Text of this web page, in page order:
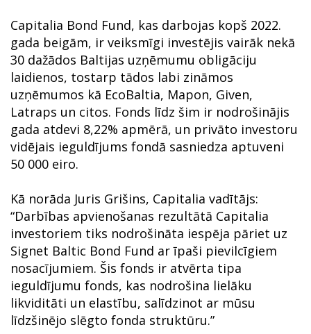
Capitalia Bond Fund, kas darbojas kopš 2022.
gada beigām, ir veiksmīgi investējis vairāk nekā
30 dažādos Baltijas uzņēmumu obligāciju
laidienos, tostarp tādos labi zināmos
uzņēmumos kā EcoBaltia, Mapon, Given,
Latraps un citos. Fonds līdz šim ir nodrošinājis
gada atdevi 8,22% apmērā, un privāto investoru
vidējais ieguldījums fondā sasniedza aptuveni
50 000 eiro.
Kā norāda Juris Grišins, Capitalia vadītājs:
“Darbības apvienošanas rezultātā Capitalia
investoriem tiks nodrošināta iespēja pāriet uz
Signet Baltic Bond Fund ar īpaši pievilcīgiem
nosacījumiem. Šis fonds ir atvērta tipa
ieguldījumu fonds, kas nodrošina lielāku
likviditāti un elastību, salīdzinot ar mūsu
līdzšinējo slēgto fonda struktūru.”